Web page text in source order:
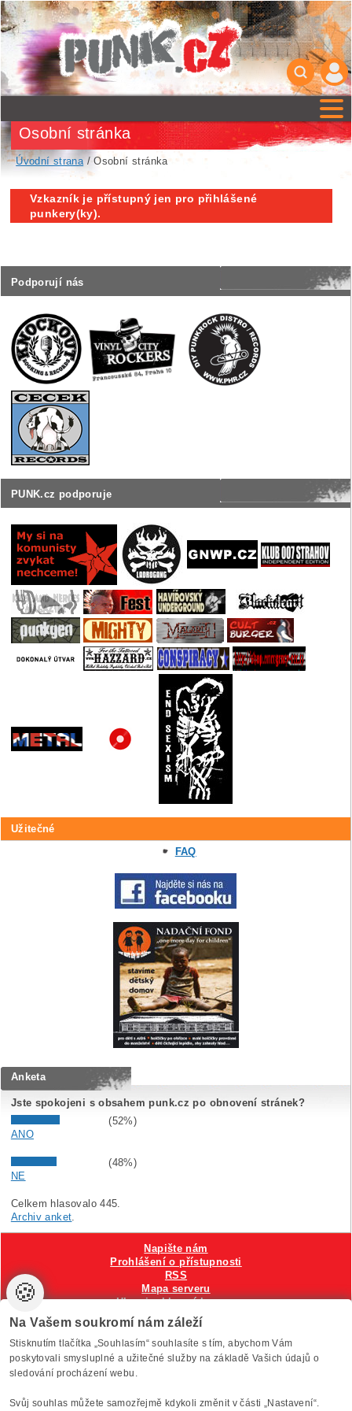
Podporují nás
PUNK.cz podporuje
Osobní stránka
Úvodní strana/ Osobní stránka
Užitečné
FAQ
Vzkazník je přístupný jen pro přihlášené
punkery(ky).
Anketa
Jste spokojeni s obsahem punk.cz po obnovení stránek?
(52%)
ANO
(48%)
NE
Celkem hlasovalo 445.
Archiv anket.
VytvořiloAnawe , provozuje Anawe a Špína
Napište nám
Prohlášení o přístupnosti
RSS
Mapa serveru
Hlavni reklamní banner
Nastavení cookies
🍪
Na Vašem soukromí nám záleží
Stisknutím tlačítka „Souhlasím“ souhlasíte s tím, abychom Vám
poskytovali smysluplné a užitečné služby na základě Vašich údajů o
sledování procházení webu.
Svůj souhlas můžete samozřejmě kdykoli změnit v části „Nastavení“.